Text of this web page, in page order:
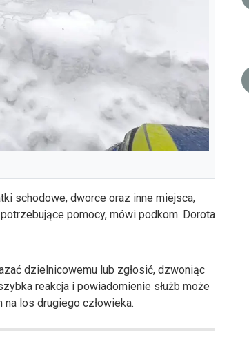
schodowe, dworce oraz inne miejsca,
pomocy, mówi podkom. Dorota
dzielnicowemu lub zgłosić, dzwoniąc
reakcja i powiadomienie służb może
los drugiego człowieka.